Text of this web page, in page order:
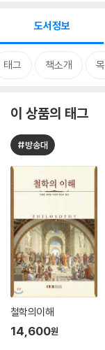
도서정보
태그 책소개
이 상품의 태그
#방송대
철학의이해
14,600원